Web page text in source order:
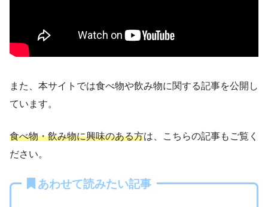
また、本サイトでは食べ物や飲み物に関する記事を公開し
ています。
食べ物・飲み物に興味のある方は、こちらの記事もご覧く
ださい。
あわせて読みたい記事